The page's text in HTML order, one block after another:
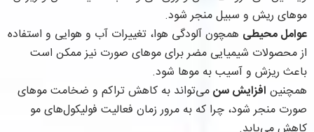
موهای ریش و سبیل منجر شود.
عوامل محیطی همچون آلودگی هوا، تغییرات آب و هوایی و استفاده
از محصولات شیمیایی مضر برای موهای صورت نیز ممکن است
باعث ریزش و آسیب به موها شود.
همچنین افزایش سنمی‌تواند به کاهش تراکم و ضخامت موهای
صورت منجر شود، چرا که به مرور زمان فعالیت فولیکول‌های مو